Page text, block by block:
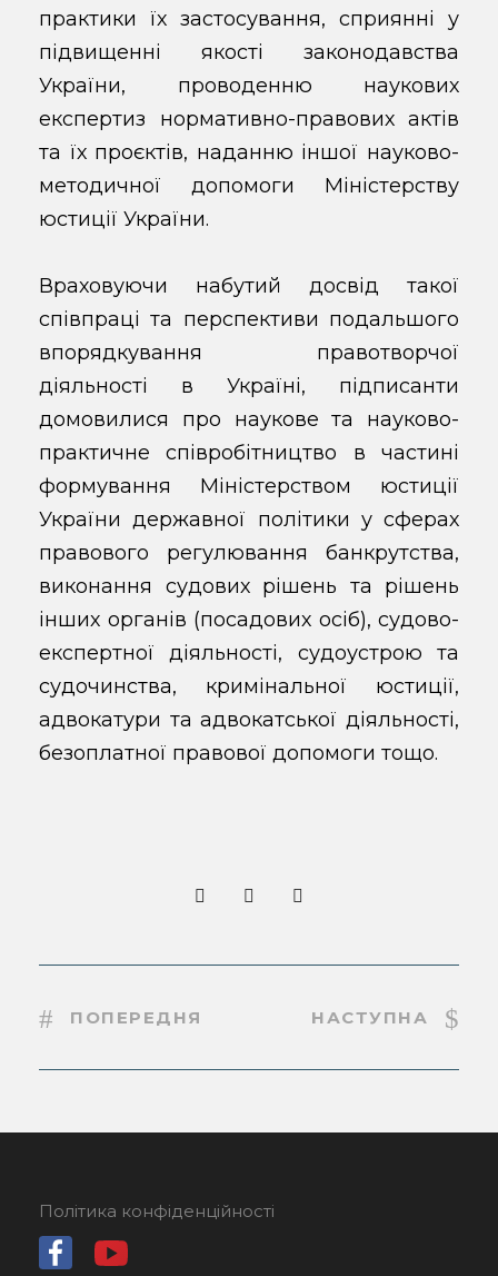
практики їх застосування, сприянні у
підвищенні якості законодавства
України, проводенню наукових
експертиз нормативно-правових актів
та їх проєктів, наданню іншої науково-
методичної допомоги Міністерству
юстиції України.
Враховуючи набутий досвід такої
співпраці та перспективи подальшого
впорядкування правотворчої
діяльності в Україні, підписанти
домовилися про наукове та науково-
практичне співробітництво в частині
формування Міністерством юстиції
України державної політики у сферах
правового регулювання банкрутства,
виконання судових рішень та рішень
інших органів (посадових осіб), судово-
експертної діяльності, судоустрою та
судочинства, кримінальної юстиції,
адвокатури та адвокатської діяльності,
безоплатної правової допомоги тощо.
ПОПЕРЕДНЯ НАСТУПНА
Політика конфіденційності